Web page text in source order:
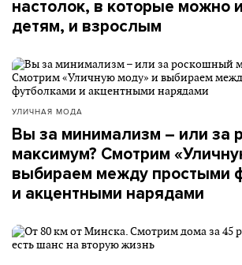
настолок, в которые можно
детям, и взрослым
УЛИЧНАЯ МОДА
Вы за минимализм – или за
максимум? Смотрим
выбираем между простыми
и акцентными нарядами